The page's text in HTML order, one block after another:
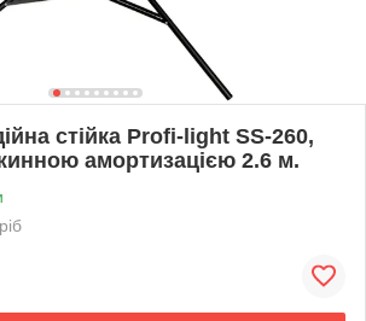
стійка Profi-light SS-260,
амортизацією 2.6 м.